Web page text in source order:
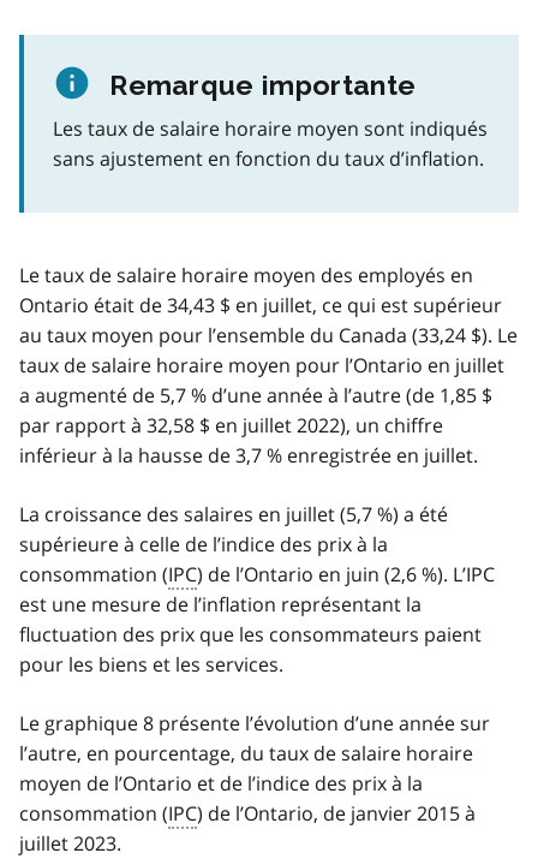
Remarque importante
Les taux de salaire horaire moyen sont indiqués
sans ajustement en fonction du taux d’inflation.
Le taux de salaire horaire moyen des employés en
Ontario était de 34,43 $ en juillet, ce qui est supérieur
au taux moyen pour l’ensemble du Canada (33,24 $). Le
taux de salaire horaire moyen pour l’Ontario en juillet
a augmenté de 5,7 % d’une année à l’autre (de 1,85 $
par rapport à 32,58 $ en juillet 2022), un chiffre
inférieur à la hausse de 3,7 % enregistrée en juillet.
La croissance des salaires en juillet (5,7 %) a été
supérieure à celle de l’indice des prix à la
consommation (IPC) de l’Ontario en juin (2,6 %). L’IPC
est une mesure de l’inflation représentant la
fluctuation des prix que les consommateurs paient
pour les biens et les services.
Le graphique 8 présente l’évolution d’une année sur
l’autre, en pourcentage, du taux de salaire horaire
moyen de l’Ontario et de l’indice des prix à la
consommation (IPC) de l’Ontario, de janvier 2015 à
juillet 2023.